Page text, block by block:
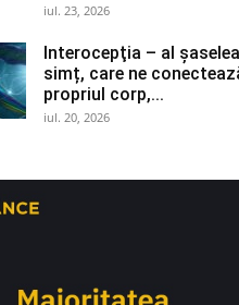
iul. 23, 2026
Interocepţia – al șaselea
simț, care ne
propriul corp,...
iul. 20, 2026